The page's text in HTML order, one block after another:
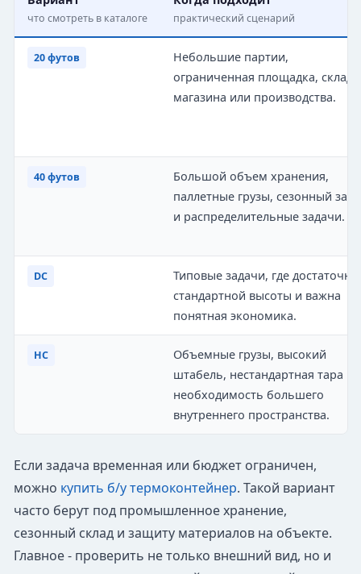
что смотреть в каталоге практический сценарий
20 футов
Небольшие партии,
ограниченная площадка, склад у
магазина или производства.
40 футов
Большой объем хранения,
паллетные грузы, сезонный
и распределительные задачи.
DC
Типовые задачи, где достаточно
стандартной высоты и важна
понятная экономика.
HC
Объемные грузы, высокий
штабель, нестандартная тара
необходимость большего
внутреннего пространства.
Если задача временная или бюджет ограничен,
можно купить б/у термоконтейнер. Такой вариант
часто берут под промышленное хранение,
сезонный склад и защиту материалов на объекте.
Главное - проверить не только внешний вид, но и